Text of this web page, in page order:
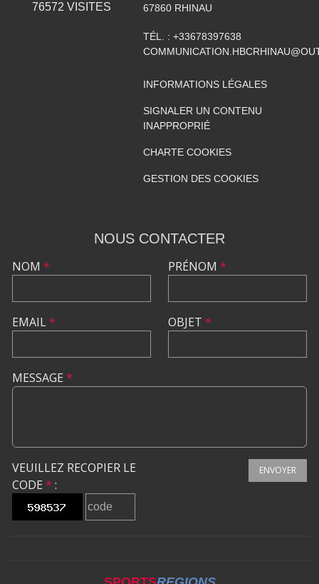
76572 VISITES
67860 RHINAU
TÉL. : +33678397638
INFORMATIONS LÉGALES
SIGNALER UN CONTENU
INAPPROPRIÉ
CHARTE COOKIES
GESTION DES COOKIES
NOUS CONTACTER
NOM *
EMAIL*
PRÉNOM *
OBJET *
MESSAGE *
VEUILLEZ RECOPIER LE
CODE * :
ENVOYER